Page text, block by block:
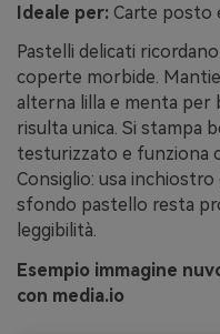
Ideale per: Carte posto
Pastelli delicati
coperte morbide.
alterna lilla e menta per
risulta unica. Si stampa
testurizzato e funziona
Consiglio: usa
sfondo pastello resta
leggibilità.
Esempio immagine
con media.io